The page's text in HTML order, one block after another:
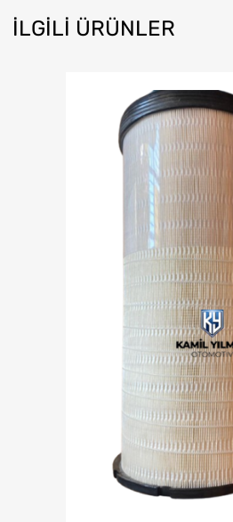
İLGILI ÜRÜNLER